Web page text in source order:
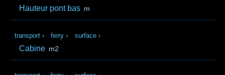
Hauteur pont bas m
transport › ferry › surface ›
Cabine m2